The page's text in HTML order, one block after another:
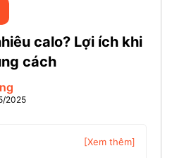
calo? Lợi ích khi
cách
2025
[Xem thêm]